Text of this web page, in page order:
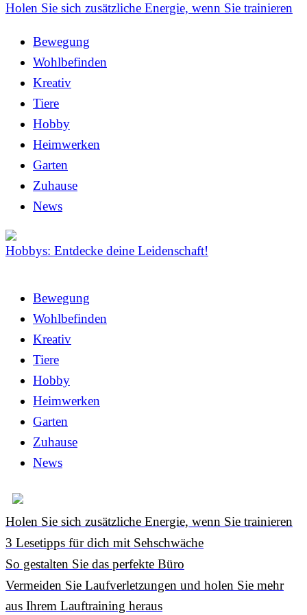
Holen Sie sich zusätzliche Energie, wenn Sie trainieren
Bewegung
Wohlbefinden
Kreativ
Tiere
Hobby
Heimwerken
Garten
Zuhause
News
Hobbys: Entdecke deine Leidenschaft!
Bewegung
Wohlbefinden
Kreativ
Tiere
Hobby
Heimwerken
Garten
Zuhause
News
Holen Sie sich zusätzliche Energie, wenn Sie trainieren
3 Lesetipps für dich mit Sehschwäche
So gestalten Sie das perfekte Büro
Vermeiden Sie Laufverletzungen und holen Sie mehr
aus Ihrem Lauftraining heraus